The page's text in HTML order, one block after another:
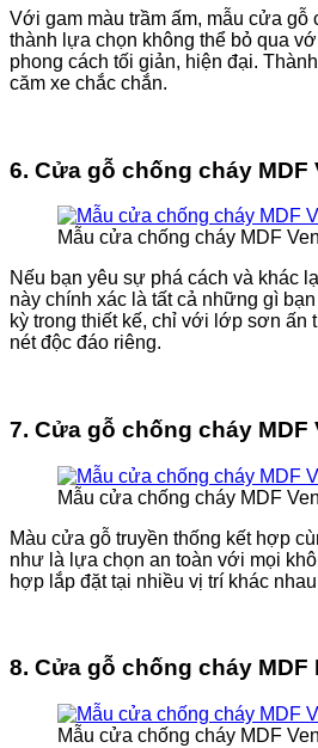
Với gam màu trầm ấm, mẫu cửa gỗ
thành lựa chọn không thể bỏ qua
phong cách tối giản, hiện đại.
căm xe chắc chắn.
6. Cửa gỗ chống cháy MDF
Mẫu cửa chống cháy MDF
Nếu bạn yêu sự phá cách và khác
này chính xác là tất cả những gì
kỳ trong thiết kế, chỉ với lớp sơn ấn
nét độc đáo riêng.
7. Cửa gỗ chống cháy MDF
Mẫu cửa chống cháy MDF
Màu cửa gỗ truyền thống kết hợp
như là lựa chọn an toàn với mọi
hợp lắp đặt tại nhiều vị trí khác
8. Cửa gỗ chống cháy MDF
Mẫu cửa chống cháy MDF